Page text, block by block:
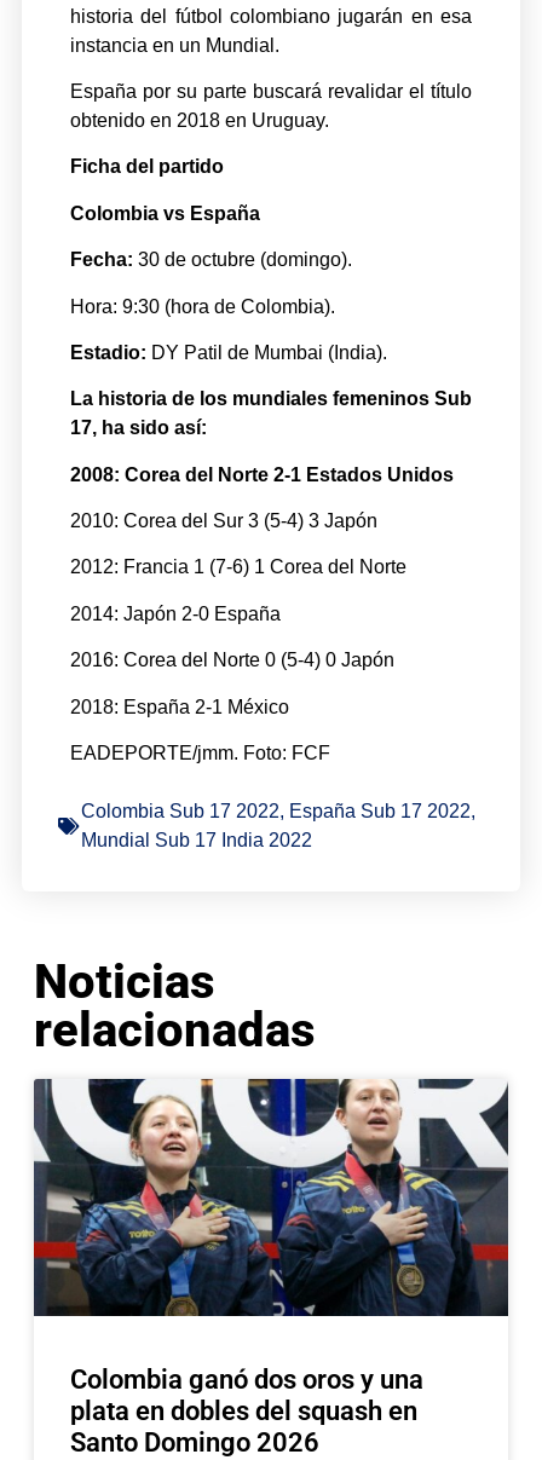
historia del fútbol colombiano jugarán en esa
instancia en un Mundial.
España por su parte buscará revalidar el título
obtenido en 2018 en Uruguay.
Ficha del partido
Colombia vs España
Fecha: 30 de octubre (domingo).
Hora: 9:30 (hora de Colombia).
Estadio: DY Patil de Mumbai (India).
La historia de los mundiales femeninos Sub
17, ha sido así:
2008: Corea del Norte 2-1 Estados Unidos
2010: Corea del Sur 3 (5-4) 3 Japón
2012: Francia 1 (7-6) 1 Corea del Norte
2014: Japón 2-0 España
2016: Corea del Norte 0 (5-4) 0 Japón
2018: España 2-1 México
EADEPORTE/jmm. Foto: FCF
Colombia Sub 17 2022, España Sub 17 2022,
Mundial Sub 17 India 2022
Noticias
relacionadas
Colombia ganó dos oros y una
plata en dobles del squash en
Santo Domingo 2026